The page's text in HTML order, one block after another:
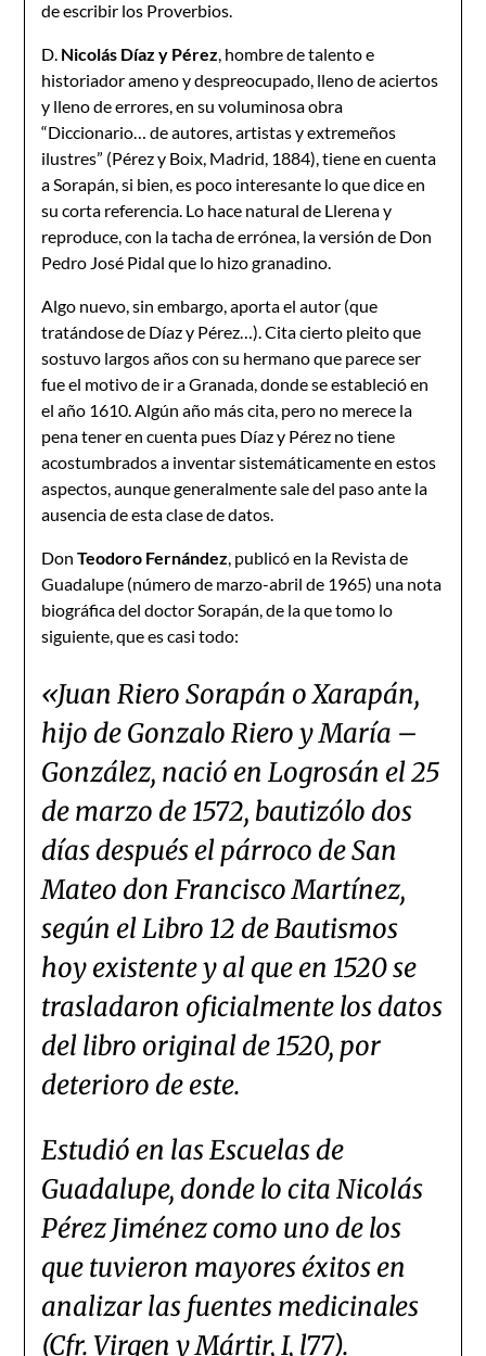
de escribir los Proverbios.
D. Nicolás Díaz y Pérez, hombre de talento e
historiador ameno y despreocupado, lleno de aciertos
y lleno de errores, en su voluminosa obra
“Diccionario… de autores, artistas y extremeños
ilustres” (Pérez y Boix, Madrid, 1884), tiene en cuenta
a Sorapán, si bien, es poco interesante lo que dice en
su corta referencia. Lo hace natural de Llerena y
reproduce, con la tacha de errónea, la versión de Don
Pedro José Pidal que lo hizo granadino.
Algo nuevo, sin embargo, aporta el autor (que
tratándose de Díaz y Pérez…). Cita cierto pleito que
sostuvo largos años con su hermano que parece ser
fue el motivo de ir a Granada, donde se estableció en
el año 1610. Algún año más cita, pero no merece la
pena tener en cuenta pues Díaz y Pérez no tiene
acostumbrados a inventar sistemáticamente en estos
aspectos, aunque generalmente sale del paso ante la
ausencia de esta clase de datos.
DonTeodoro Fernández, publicó en la Revista de
Guadalupe (número de marzo-abril de 1965) una nota
biográfica del doctor Sorapán, de la que tomo lo
siguiente, que es casi todo:
«Juan Riero Sorapán o Xarapán,
hijo de Gonzalo Riero y María –
González, nació en Logrosán el 25
de marzo de 1572, bautizólo dos
días después el párroco de San
Mateo don Francisco Martínez,
según el Libro 12 de Bautismos
hoy existente y al que en 1520 se
trasladaron oficialmente los datos
del libro original de 1520, por
deterioro de este.
Estudió en las Escuelas de
Guadalupe, donde lo cita Nicolás
Pérez Jiménez como uno de los
que tuvieron mayores éxitos en
analizar las fuentes medicinales
(Cfr. Virgen y Mártir, I, l77).